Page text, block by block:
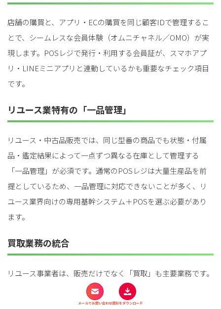
店舗の購買と、アプリ・ECの購買を同じ顧客IDで管理するこ
とで、シームレスな会員体験（オムニチャネル／OMO）が実
現します。POSレジで発行・利用する会員証が、スマホアプ
リ・LINEミニアプリと連動しているかも重要なチェック項目
です。
リユース業特有の「一品管理」
リユース・中古品販売では、同じ型番の商品でも状態・付属
品・鑑定結果によって一点ずつ異なる在庫として管理する
「一品管理」が必須です。通常のPOSレジは大量生産品を前
提としているため、一品管理に対応できないことが多く、リ
ユース業界向けの専用基幹システム＋POSを選ぶ必要があり
ます。
買取業務の統合
リユース事業者は、販売だけでなく「買取」も主要業務です。
店頭買取・宅配買取・出張買取のオペレーション、古物台帳
の記録、買取明細書の発行などを、POSレジと基幹システム
メールでお問い合わせ資料をダウンロード